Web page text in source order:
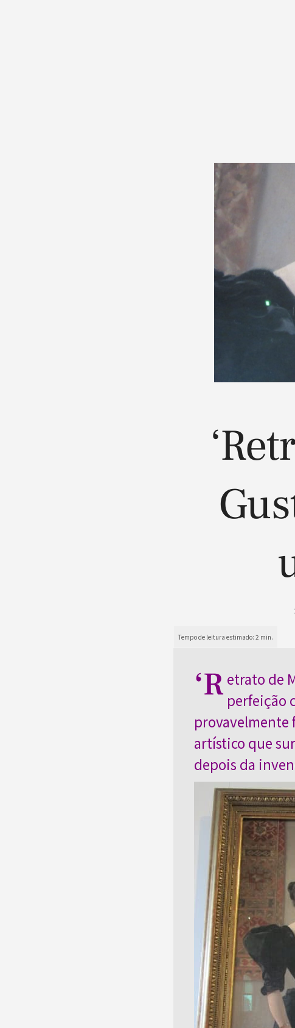
‘R etrato de
perfeição
provavelmente
artístico que
depois da